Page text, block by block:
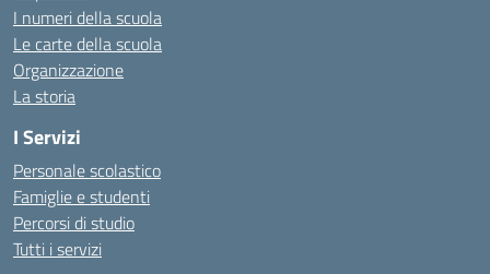
I numeri della scuola
Le carte della scuola
Organizzazione
La storia
I Servizi
Personale scolastico
Famiglie e studenti
Percorsi di studio
Tutti i servizi